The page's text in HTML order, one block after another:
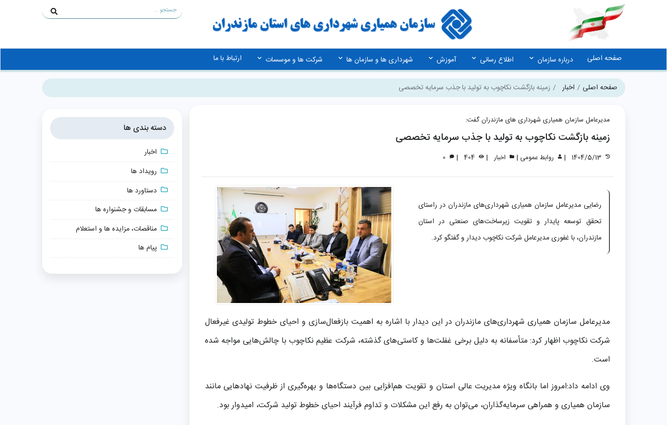
صفحه اصلی درباره سازمان اطلاع رسانی آموزش شهرداری ها و سازمان ها شرکت ها و موسسات ارتباط با ما
صفحه اصلی اخبار زمینه بازگشت نکاچوب به تولید با جذب سرمایه تخصصی
مدیرعامل سازمان همیاری شهرداری های مازندران گفت:
زمینه بازگشت نکاچوب به تولید با جذب سرمایه تخصصی
| روابط عمومی | اخبار |
|
رضایی مدیرعامل سازمان همیاری شهرداری‌های مازندران در راستای
تحقق توسعه پایدار و تقویت زیرساخت‌های صنعتی در استان
مازندران، با غفوری مدیرعامل شرکت نکاچوب دیدار و گفتگو کرد.
مدیرعامل سازمان همیاری شهرداری‌های مازندران در این دیدار با اشاره به اهمیت بازفعال‌سازی و احیای خطوط تولیدی غیرفعال
شرکت نکاچوب اظهار کرد: متأسفانه به دلیل برخی غفلت‌ها و کاستی‌های گذشته، شرکت عظیم نکاچوب با چالش‌هایی مواجه شده
است.
وی ادامه داد:امروز اما بانگاه ویژه مدیریت عالی استان و تقویت هم‌افزایی بین دستگاه‌ها و بهره‌گیری از ظرفیت نهادهایی مانند
سازمان همیاری و همراهی سرمایه‌گذاران، می‌توان به رفع این مشکلات و تداوم فرآیند احیای خطوط تولید شرکت، امیدوار بود.
دسته بندی ها
اخبار
رویداد ها
دستاورد ها
مسابقات و جشنواره ها
مناقصات، مزایده ها و استعلام
پیام ها